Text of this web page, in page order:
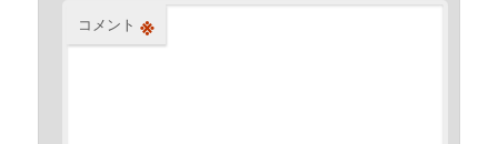
コメント ※